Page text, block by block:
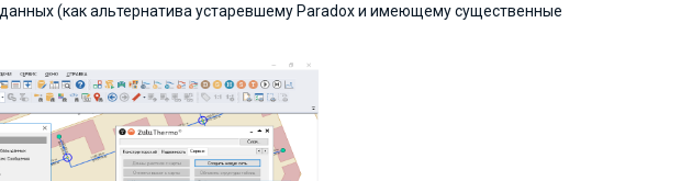
(как альтернатива устаревшему Paradox и имеющему существенные